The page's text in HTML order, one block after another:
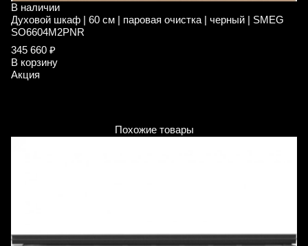
В наличии
Духовой шкаф | 60 см | паровая очистка | черный | SMEG
SO6604M2PNR
345 660 ₽
В корзину
Акция
Похожие товары